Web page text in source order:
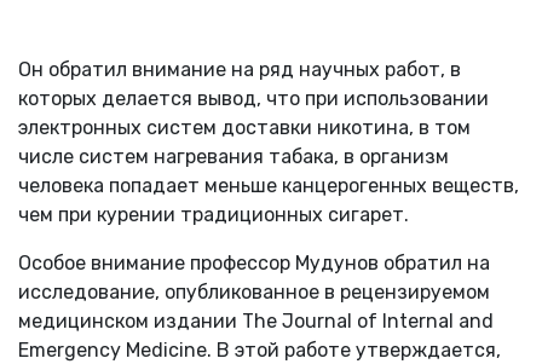
Он обратил внимание на ряд научных работ, в
которых делается вывод, что при использовании
электронных систем доставки никотина, в том
числе систем нагревания табака, в организм
человека попадает меньше канцерогенных веществ,
чем при курении традиционных сигарет.
Особое внимание профессор Мудунов обратил на
исследование, опубликованное в рецензируемом
медицинском издании The Journal of Internal and
Emergency Medicine. В этой работе утверждается,